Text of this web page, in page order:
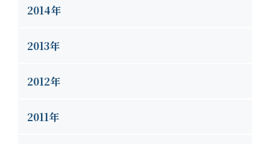
2014年
2013年
2012年
2011年